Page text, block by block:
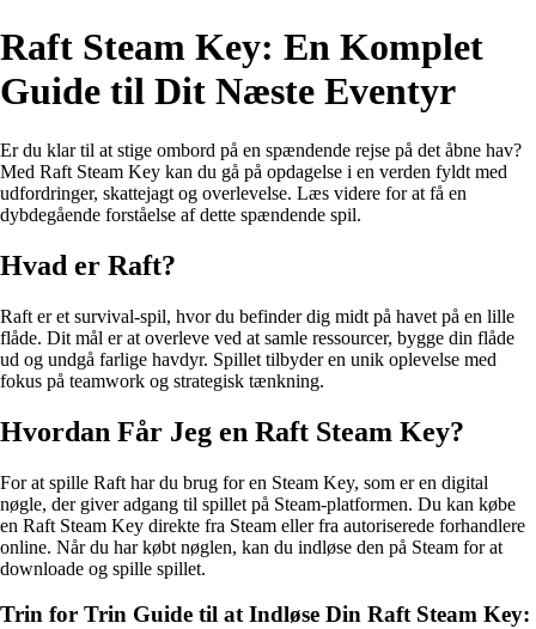
Raft Steam Key: En Komplet
Guide til Dit Næste Eventyr
Er du klar til at stige ombord på en spændende rejse på det åbne hav?
Med Raft Steam Key kan du gå på opdagelse i en verden fyldt med
udfordringer, skattejagt og overlevelse. Læs videre for at få en
dybdegående forståelse af dette spændende spil.
Hvad er Raft?
Raft er et survival-spil, hvor du befinder dig midt på havet på en lille
flåde. Dit mål er at overleve ved at samle ressourcer, bygge din flåde
ud og undgå farlige havdyr. Spillet tilbyder en unik oplevelse med
fokus på teamwork og strategisk tænkning.
Hvordan Får Jeg en Raft Steam Key?
For at spille Raft har du brug for en Steam Key, som er en digital
nøgle, der giver adgang til spillet på Steam-platformen. Du kan købe
en Raft Steam Key direkte fra Steam eller fra autoriserede forhandlere
online. Når du har købt nøglen, kan du indløse den på Steam for at
downloade og spille spillet.
Trin for Trin Guide til at Indløse Din Raft Steam Key: